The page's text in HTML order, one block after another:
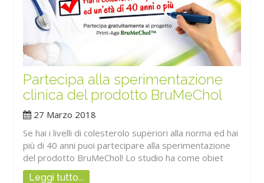
Partecipa alla sperimentazione
clinica del prodotto BruMeChol
27 Marzo 2018
Se hai i livelli di colesterolo superiori alla norma ed hai
più di 40 anni puoi partecipare alla sperimentazione
del prodotto BruMeChol! Lo studio ha come obiet
Leggi tutto...